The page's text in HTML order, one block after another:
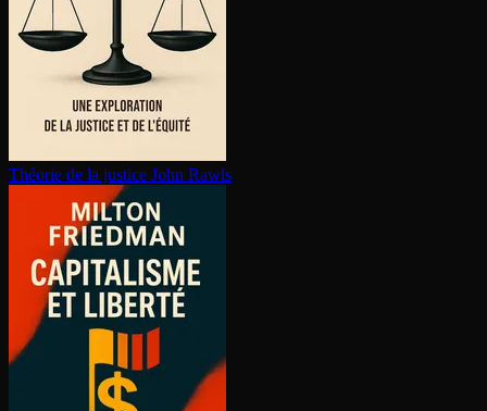
Théorie de la justice John Rawls